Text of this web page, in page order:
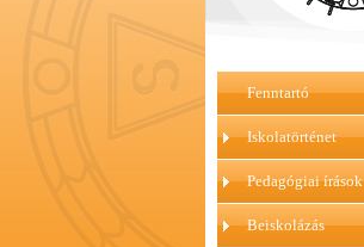
Fenntartó
Iskolatörténet
Pedagógiai írások
Beiskolázás